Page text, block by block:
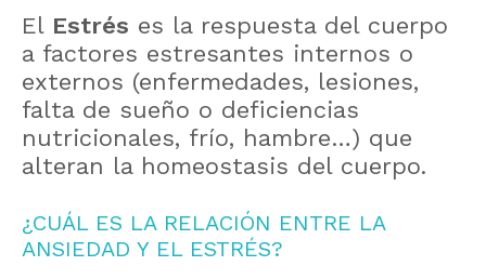
El Estrés es la respuesta del cuerpo
a factores estresantes internos o
externos (enfermedades, lesiones,
falta de sueño o deficiencias
nutricionales, frío, hambre…) que
alteran la homeostasis del cuerpo.
¿CUÁL ES LA RELACIÓN ENTRE LA
ANSIEDAD Y EL ESTRÉS?